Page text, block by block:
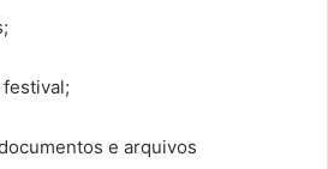
e arquivos